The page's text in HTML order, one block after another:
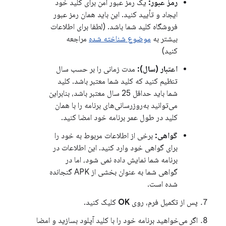
رمز عبور: یک رمز عبور امن برای کلید خود
ایجاد و تأیید کنید. این باید همان رمز عبور
فروشگاه کلید شما باشد. (لطفا برای اطلاعات
بیشتر به موضوع شناخته شده مراجعه
کنید)
اعتبار (سال): مدت زمانی را بر حسب سال
تنظیم کنید که کلید شما معتبر باشد. کلید
شما باید حداقل 25 سال معتبر باشد، بنابراین
می‌توانید به‌روزرسانی‌های برنامه را با همان
کلید در طول عمر برنامه خود امضا کنید.
گواهی: برخی از اطلاعات مربوط به خود را
برای گواهی خود وارد کنید. این اطلاعات در
برنامه شما نمایش داده نمی شود، اما در
گواهی شما به عنوان بخشی از APK گنجانده
شده است.
پس از تکمیل فرم، روی OK کلیک کنید.
اگر می‌خواهید برنامه خود را با کلید آپلود بسازید و امضا